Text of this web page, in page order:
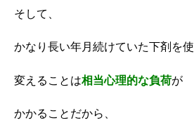
そして、
かなり長い年月続けていた下剤を
変えることは相当心理的な負荷が
かかることだから、